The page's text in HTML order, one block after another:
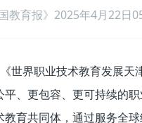
教育报》2025年4月22日
世界职业技术教育发展天
、更包容、更可持续的
育共同体，通过服务全